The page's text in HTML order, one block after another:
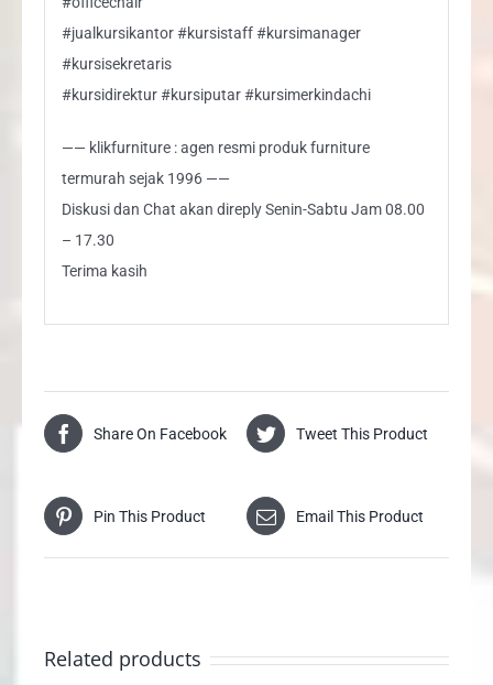
#jualkursikantor #kursistaff #kursimanager
#kursisekretaris
#kursidirektur #kursiputar #kursimerkindachi
—— klikfurniture : agen resmi produk furniture
termurah sejak 1996 ——
Diskusi dan Chat akan direply Senin-Sabtu Jam 08.00
– 17.30
Terima kasih
Share On Facebook Tweet This Product
Pin This Product Email This Product
Related products